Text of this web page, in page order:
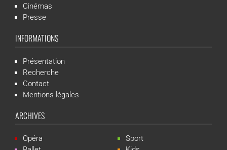
Cinémas
Presse
INFORMATIONS
Présentation
Recherche
Contact
Mentions légales
ARCHIVES
Opéra
Sport